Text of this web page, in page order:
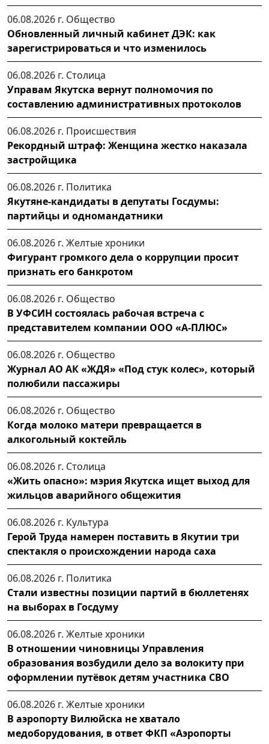
06.08.2026 г. Общество
Обновленный личный кабинет ДЭК: как
зарегистрироваться и что изменилось
06.08.2026 г. Столица
Управам Якутска вернут полномочия по
составлению административных протоколов
06.08.2026 г. Происшествия
Рекордный штраф: Женщина жестко наказала
застройщика
06.08.2026 г. Политика
Якутяне-кандидаты в депутаты Госдумы:
партийцы и одномандатники
06.08.2026 г. Желтые хроники
Фигурант громкого дела о коррупции просит
признать его банкротом
06.08.2026 г. Общество
В УФСИН состоялась рабочая встреча с
представителем компании ООО «А-ПЛЮС»
06.08.2026 г. Общество
Журнал АО АК «ЖДЯ» «Под стук колес», который
полюбили пассажиры
06.08.2026 г. Общество
Когда молоко матери превращается в
алкогольный коктейль
06.08.2026 г. Столица
«Жить опасно»: мэрия Якутска ищет выход для
жильцов аварийного общежития
06.08.2026 г. Культура
Герой Труда намерен поставить в Якутии три
спектакля о происхождении народа саха
06.08.2026 г. Политика
Стали известны позиции партий в бюллетенях
на выборах в Госдуму
06.08.2026 г. Желтые хроники
В отношении чиновницы Управления
образования возбудили дело за волокиту при
оформлении путёвок детям участника СВО
06.08.2026 г. Желтые хроники
В аэропорту Вилюйска не хватало
медоборудования, в ответ ФКП «Аэропорты